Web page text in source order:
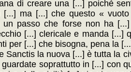
di creare una [...] poiché
ma [...] che questo «
passo che forse non ha
[...] clericale e manda
per [...] che bisogna, pena la
Sanctis la nuova [...] è tutta la
soprattutto in [...] con